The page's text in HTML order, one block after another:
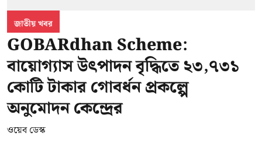
জাতীয় খবর
GOBARdhan Scheme:
বায়োগ্যাস উৎপাদন বৃদ্ধিতে ২৩,৭৩১
কোটি টাকার গোবর্ধন প্রকল্পে
অনুমোদন কেন্দ্রের
ওয়েব ডেস্ক